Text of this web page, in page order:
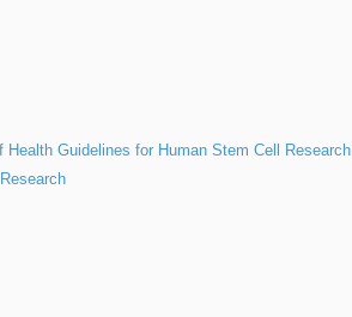
Health Guidelines for Human Stem Cell Research